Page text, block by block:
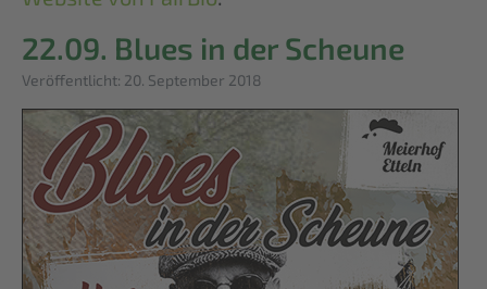
22.09. Blues in der Scheune
Details
Veröffentlicht: 20. September 2018